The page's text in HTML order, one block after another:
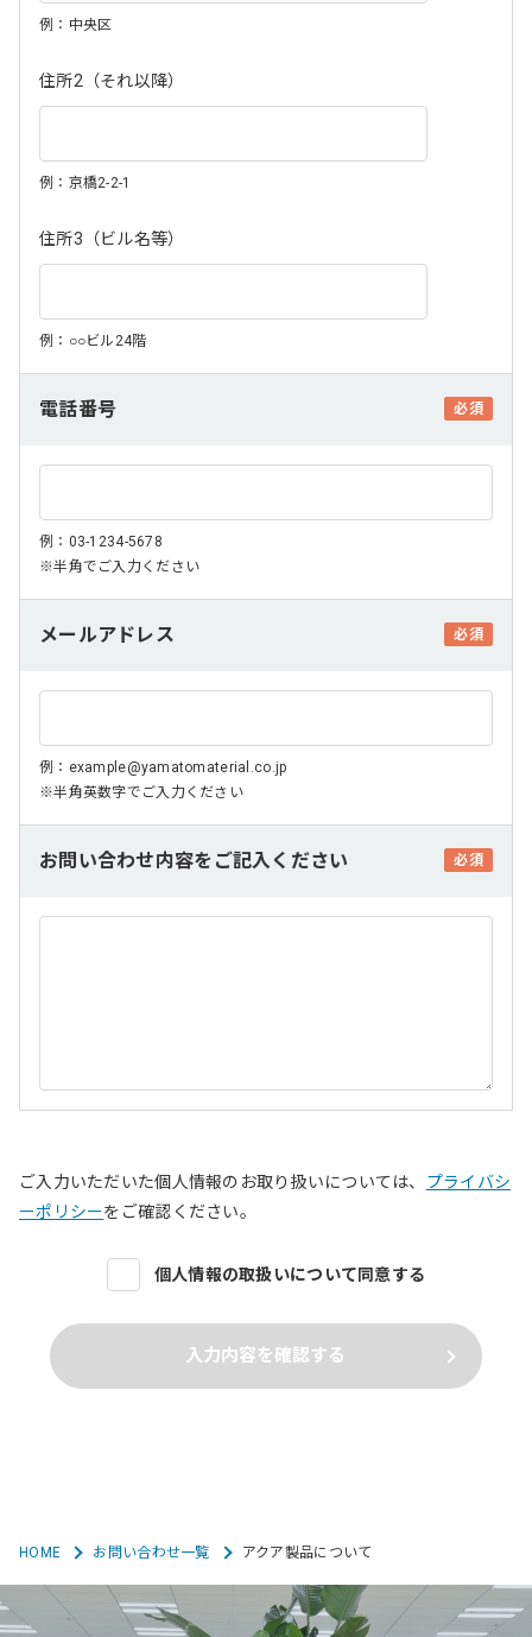
例：中央区
住所2（それ以降）
例：京橋2-2-1
住所3（ビル名等）
例：○○ビル24階
電話番号 必須
例：03-1234-5678
※半角でご入力ください
メールアドレス 必須
例：example@yamatomaterial.co.jp
※半角英数字でご入力ください
お問い合わせ内容をご記入ください 必須
ご入力いただいた個人情報のお取り扱いについては、 プライバシ
ーポリシーをご確認ください。
個人情報の取扱いについて同意する
入力内容を確認する
HOME お問い合わせ一覧 アクア製品について